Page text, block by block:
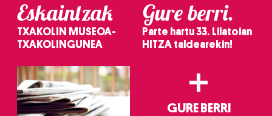
Eskaintzak
TXAKOLIN MUSEOA-
TXAKOLINGUNEA
Gure berri.
Parte hartu 33. Lilatoian
HITZA taldearekin!
+
GURE BERRI